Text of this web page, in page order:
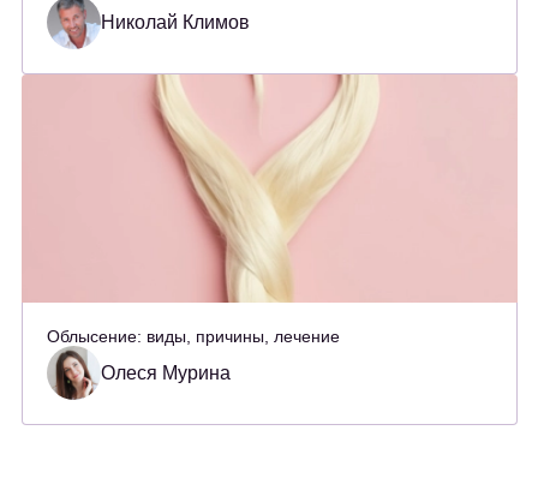
Николай Климов
Облысение: виды, причины, лечение
Олеся Мурина